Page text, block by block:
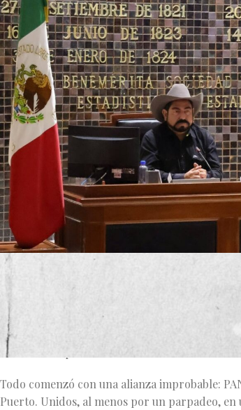
En política, como en el billar, las carambolas
aprobar la reforma judicial en Jalisco terminó
En el tablero del Congreso local, los
de su letargo legislativo brotaron traiciones,
absoluto del poder.
Todo comenzó con una alianza improbable:
Puerto. Unidos, al menos por un parpadeo,